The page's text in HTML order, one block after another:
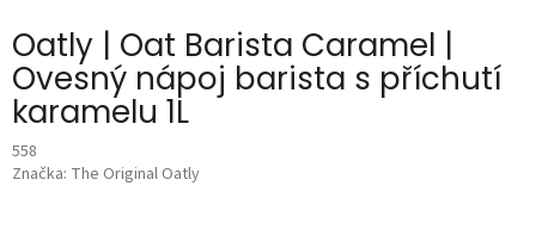
Oatly | Oat Barista Caramel |
Ovesný nápoj barista s příchutí
karamelu 1L
558
Značka: The Original Oatly